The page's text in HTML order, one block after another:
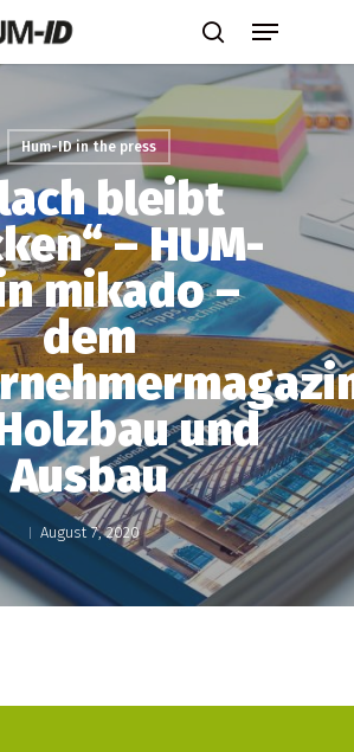
Menu
Hum-ID in the press
bleibt
– HUM-
mikado –
dem
und
Ausbau
August 7, 2020